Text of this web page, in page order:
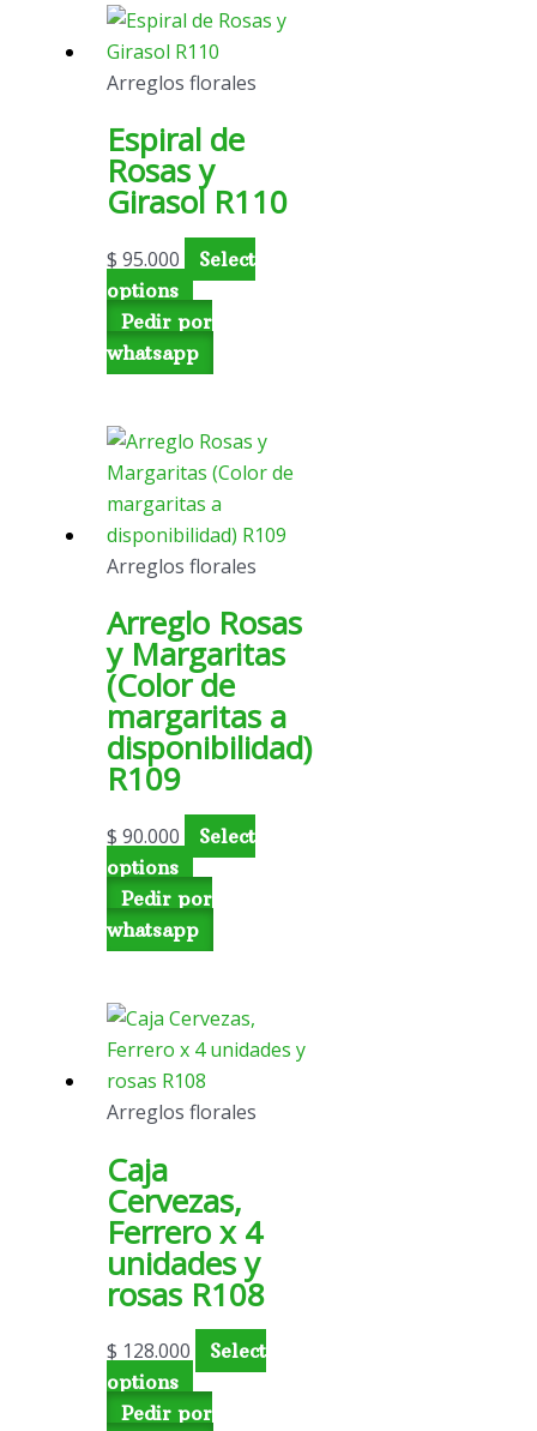
Arreglos florales
Espiral de
Rosas y
Girasol R110
$ 95.000
Select
options
Pedir por
whatsapp
Arreglos florales
Arreglo Rosas
y Margaritas
(Color de
margaritas a
disponibilidad)
R109
$ 90.000
Select
options
Pedir por
whatsapp
Arreglos florales
Caja
Cervezas,
Ferrero x 4
unidades y
rosas R108
$ 128.000
Select
options
Pedir por